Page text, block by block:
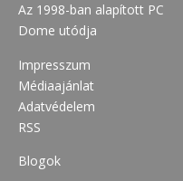
Az 1998-ban alapított PC
Dome utódja
Impresszum
Médiaajánlat
Adatvédelem
RSS
Blogok